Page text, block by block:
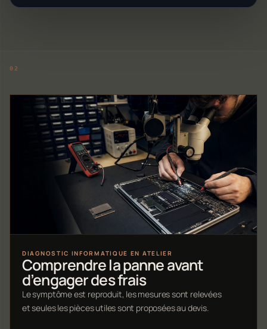
DIAGNOSTIC INFORMATIQUE EN ATELIER
Comprendre la panne avant
d’engager des frais
Le symptôme est reproduit, les mesures sont relevées
et seules les pièces utiles sont proposées au devis.